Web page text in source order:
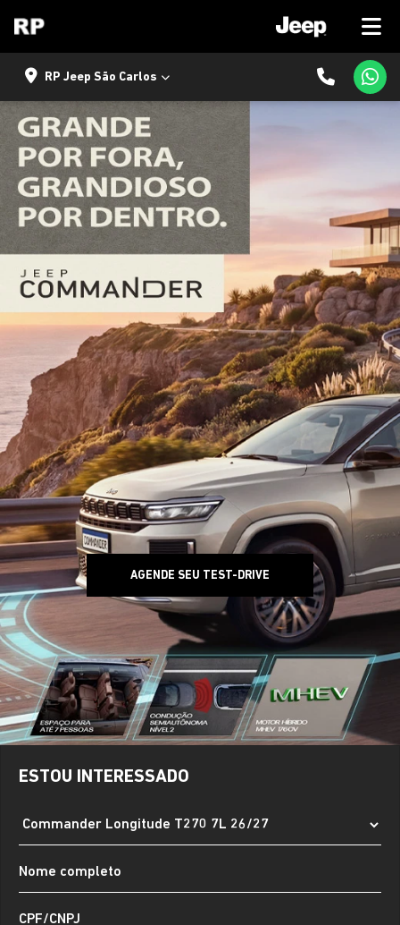
RP Jeep São Carlos
ESTOU INTERESSADO
AGENDE SEU TEST-DRIVE